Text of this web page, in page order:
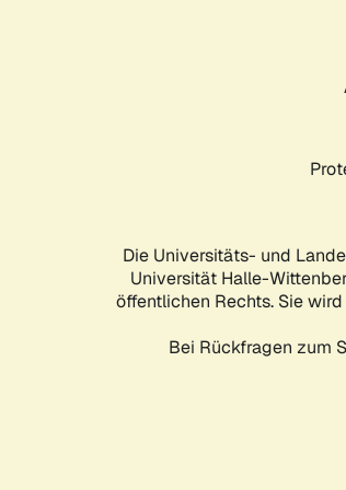
Die Universitäts- und
Universität Halle-
öffentlichen Rechts. Sie
Bei Rückfragen zum